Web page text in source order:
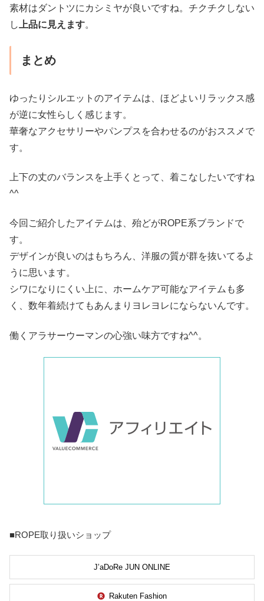
素材はダントツにカシミヤが良いですね。チクチクしない
し
上品に見えます。
まとめ
ゆったりシルエットのアイテムは、ほどよいリラックス感
が逆に女性らしく感じます。
華奢なアクセサリーやパンプスを合わせるのがおススメで
す。
上下の丈のバランスを上手くとって、着こなしたいですね
^^
今回ご紹介したアイテムは、殆どがROPE系ブランドで
す。
デザインが良いのはもちろん、洋服の質が群を抜いてるよ
うに思います。
シワになりにくい上に、ホームケア可能なアイテムも多
く、数年着続けてもあんまりヨレヨレにならないんです。
働くアラサーウーマンの心強い味方ですね^^。
■ROPE取り扱いショップ
J’aDoRe JUN ONLINE
Rakuten Fashion